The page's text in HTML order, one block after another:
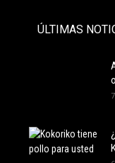
ÚLTIMAS